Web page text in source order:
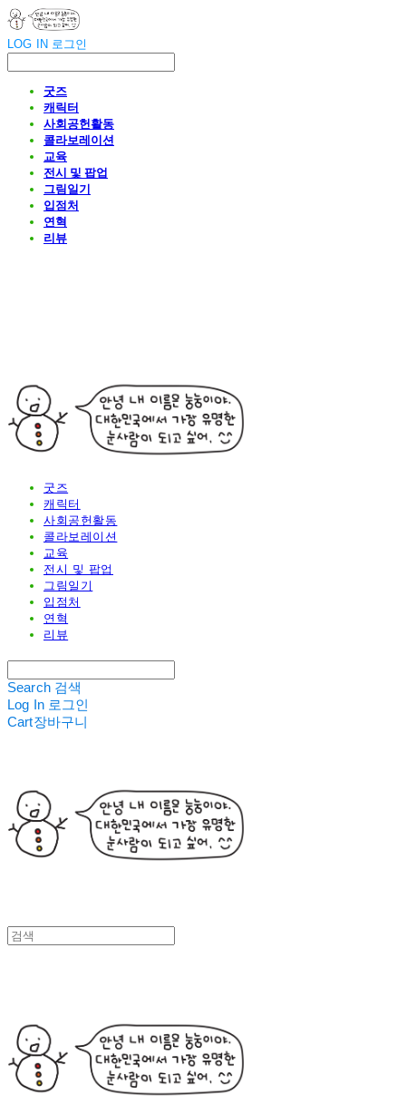
LOG IN 로그인
굿즈
캐릭터
사회공헌활동
콜라보레이션
교육
전시 및 팝업
그림일기
입점처
연혁
리뷰
굿즈
캐릭터
사회공헌활동
콜라보레이션
교육
전시 및 팝업
그림일기
입점처
연혁
리뷰
Search 검색
Log In 로그인
Cart장바구니